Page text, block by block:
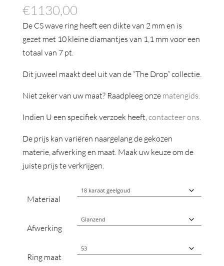
€1130,00
De CS wave ring heeft een dikte van 2 mm en is
gezet met 10 kleine diamantjes van 1,1 mm voor een
totaal van 7 pt.
Dit juweel maakt deel uit van de “The Drop” collectie.
Niet zeker van uw maat? Raadpleeg onze matengids.
Indien U een specifiek verzoek heeft,contacteer ons.
De prijs kan variëren naargelang de gekozen
materie, afwerking en maat. Maak uw keuze om de
juiste prijs te verkrijgen.
Materiaal
Afwerking
Ring maat